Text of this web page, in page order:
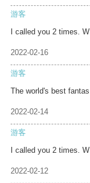
游客
I called you 2 times. W
2022-02-16
游客
The world's best fantas
2022-02-14
游客
I called you 2 times. W
2022-02-12